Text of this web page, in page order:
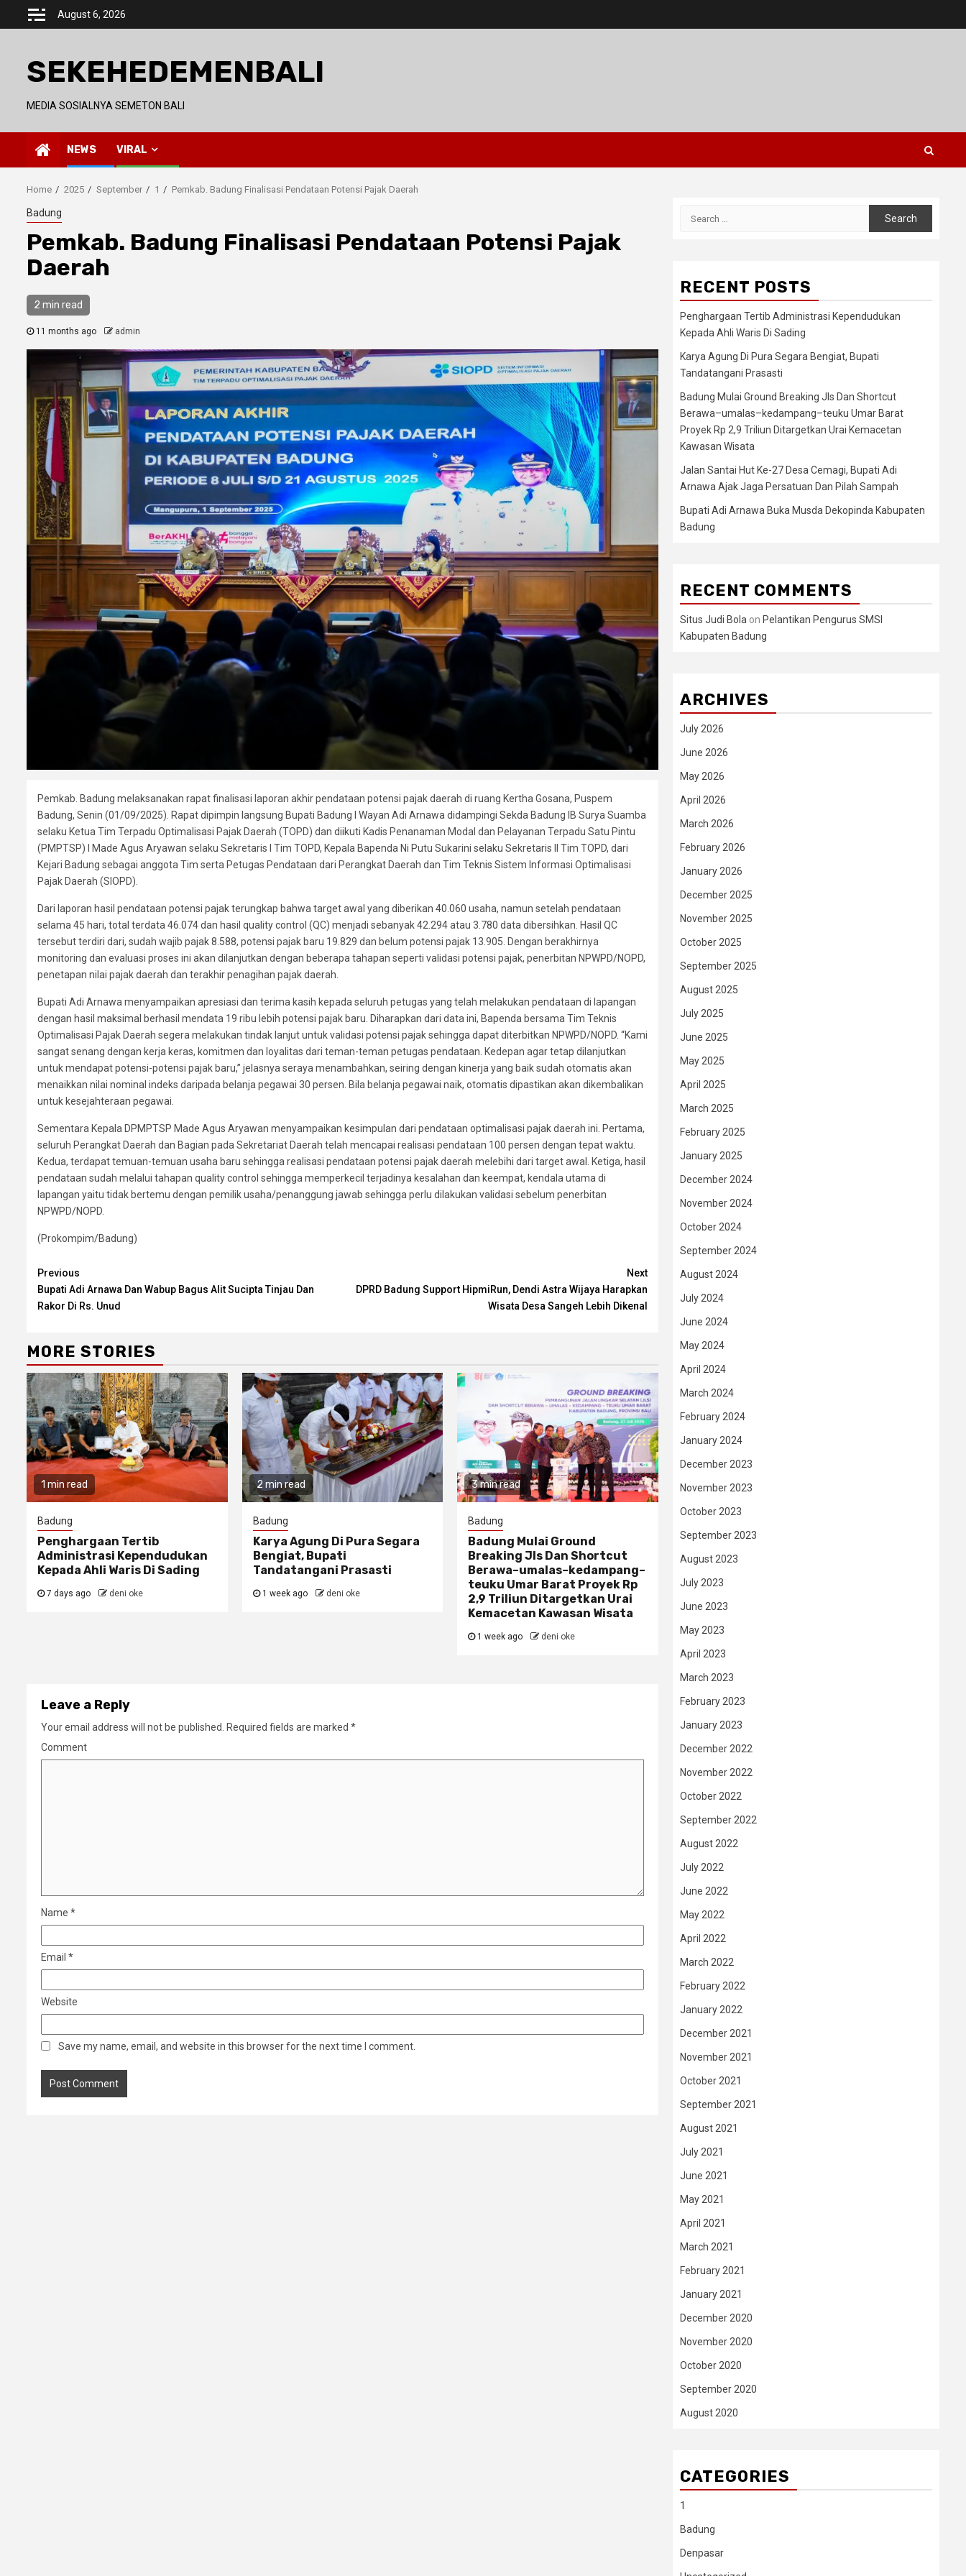
August 6, 2026
SEKEHEDEMENBALI
MEDIA SOSIALNYA SEMETON BALI
NEWS VIRAL
Home 2025 September 1 Pemkab. Badung Finalisasi Pendataan Potensi Pajak Daerah
Badung
Pemkab. Badung Finalisasi Pendataan Potensi Pajak
Daerah
2 min read
11 months ago admin
Pemkab. Badung melaksanakan rapat finalisasi laporan akhir pendataan potensi pajak daerah di ruang Kertha Gosana, Puspem
Badung, Senin (01/09/2025). Rapat dipimpin langsung Bupati Badung I Wayan Adi Arnawa didampingi Sekda Badung IB Surya Suamba
selaku Ketua Tim Terpadu Optimalisasi Pajak Daerah (TOPD) dan diikuti Kadis Penanaman Modal dan Pelayanan Terpadu Satu Pintu
(PMPTSP) I Made Agus Aryawan selaku Sekretaris I Tim TOPD, Kepala Bapenda Ni Putu Sukarini selaku Sekretaris II Tim TOPD, dari
Kejari Badung sebagai anggota Tim serta Petugas Pendataan dari Perangkat Daerah dan Tim Teknis Sistem Informasi Optimalisasi
Pajak Daerah (SIOPD).
Dari laporan hasil pendataan potensi pajak terungkap bahwa target awal yang diberikan 40.060 usaha, namun setelah pendataan
selama 45 hari, total terdata 46.074 dan hasil quality control (QC) menjadi sebanyak 42.294 atau 3.780 data dibersihkan. Hasil QC
tersebut terdiri dari, sudah wajib pajak 8.588, potensi pajak baru 19.829 dan belum potensi pajak 13.905. Dengan berakhirnya
monitoring dan evaluasi proses ini akan dilanjutkan dengan beberapa tahapan seperti validasi potensi pajak, penerbitan NPWPD/NOPD,
penetapan nilai pajak daerah dan terakhir penagihan pajak daerah.
Bupati Adi Arnawa menyampaikan apresiasi dan terima kasih kepada seluruh petugas yang telah melakukan pendataan di lapangan
dengan hasil maksimal berhasil mendata 19 ribu lebih potensi pajak baru. Diharapkan dari data ini, Bapenda bersama Tim Teknis
Optimalisasi Pajak Daerah segera melakukan tindak lanjut untuk validasi potensi pajak sehingga dapat diterbitkan NPWPD/NOPD. “Kami
sangat senang dengan kerja keras, komitmen dan loyalitas dari teman-teman petugas pendataan. Kedepan agar tetap dilanjutkan
untuk mendapat potensi-potensi pajak baru,” jelasnya seraya menambahkan, seiring dengan kinerja yang baik sudah otomatis akan
menaikkan nilai nominal indeks daripada belanja pegawai 30 persen. Bila belanja pegawai naik, otomatis dipastikan akan dikembalikan
untuk kesejahteraan pegawai.
Sementara Kepala DPMPTSP Made Agus Aryawan menyampaikan kesimpulan dari pendataan optimalisasi pajak daerah ini. Pertama,
seluruh Perangkat Daerah dan Bagian pada Sekretariat Daerah telah mencapai realisasi pendataan 100 persen dengan tepat waktu.
Kedua, terdapat temuan-temuan usaha baru sehingga realisasi pendataan potensi pajak daerah melebihi dari target awal. Ketiga, hasil
pendataan sudah melalui tahapan quality control sehingga memperkecil terjadinya kesalahan dan keempat, kendala utama di
lapangan yaitu tidak bertemu dengan pemilik usaha/penanggung jawab sehingga perlu dilakukan validasi sebelum penerbitan
NPWPD/NOPD.
(Prokompim/Badung)
Continue
Reading
Previous
Bupati Adi Arnawa Dan Wabup Bagus Alit Sucipta Tinjau Dan
Rakor Di Rs. Unud
Next
DPRD Badung Support HipmiRun, Dendi Astra Wijaya Harapkan
Wisata Desa Sangeh Lebih Dikenal
MORE STORIES
1 min read
Badung
Penghargaan Tertib
Administrasi Kependudukan
Kepada Ahli Waris Di Sading
7 days ago deni oke
2 min read
Badung
Karya Agung Di Pura Segara
Bengiat, Bupati
Tandatangani Prasasti
1 week ago deni oke
3 min read
Badung
Badung Mulai Ground
Breaking Jls Dan Shortcut
Berawa–umalas–kedampang–
teuku Umar Barat Proyek Rp
2,9 Triliun Ditargetkan Urai
Kemacetan Kawasan Wisata
1 week ago deni oke
Leave a Reply
Your email address will not be published. Required fields are marked *
Comment
Name *
Email *
Website
Save my name, email, and website in this browser for the next time I comment.
RECENT POSTS
Penghargaan Tertib Administrasi Kependudukan
Kepada Ahli Waris Di Sading
Karya Agung Di Pura Segara Bengiat, Bupati
Tandatangani Prasasti
Badung Mulai Ground Breaking Jls Dan Shortcut
Berawa–umalas–kedampang–teuku Umar Barat
Proyek Rp 2,9 Triliun Ditargetkan Urai Kemacetan
Kawasan Wisata
Jalan Santai Hut Ke-27 Desa Cemagi, Bupati Adi
Arnawa Ajak Jaga Persatuan Dan Pilah Sampah
Bupati Adi Arnawa Buka Musda Dekopinda Kabupaten
Badung
RECENT COMMENTS
Situs Judi Bola on Pelantikan Pengurus SMSI
Kabupaten Badung
ARCHIVES
July 2026
June 2026
May 2026
April 2026
March 2026
February 2026
January 2026
December 2025
November 2025
October 2025
September 2025
August 2025
July 2025
June 2025
May 2025
April 2025
March 2025
February 2025
January 2025
December 2024
November 2024
October 2024
September 2024
August 2024
July 2024
June 2024
May 2024
April 2024
March 2024
February 2024
January 2024
December 2023
November 2023
October 2023
September 2023
August 2023
July 2023
June 2023
May 2023
April 2023
March 2023
February 2023
January 2023
December 2022
November 2022
October 2022
September 2022
August 2022
July 2022
June 2022
May 2022
April 2022
March 2022
February 2022
January 2022
December 2021
November 2021
October 2021
September 2021
August 2021
July 2021
June 2021
May 2021
April 2021
March 2021
February 2021
January 2021
December 2020
November 2020
October 2020
September 2020
August 2020
CATEGORIES
1
Badung
Denpasar